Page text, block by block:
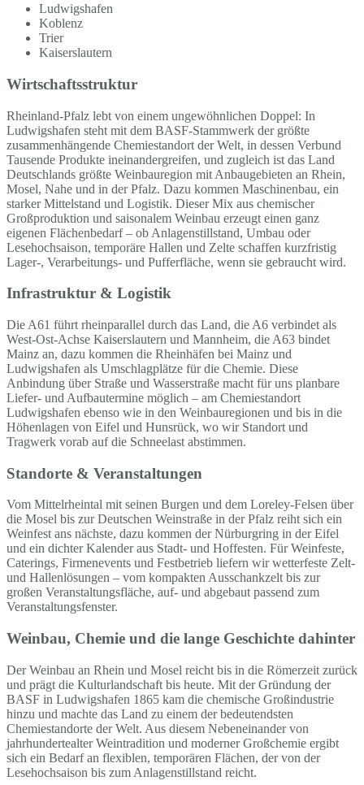
Ludwigshafen
Koblenz
Trier
Kaiserslautern
Wirtschaftsstruktur
Rheinland-Pfalz lebt von einem ungewöhnlichen Doppel: In
Ludwigshafen steht mit dem BASF-Stammwerk der größte
zusammenhängende Chemiestandort der Welt, in dessen Verbund
Tausende Produkte ineinandergreifen, und zugleich ist das Land
Deutschlands größte Weinbauregion mit Anbaugebieten an Rhein,
Mosel, Nahe und in der Pfalz. Dazu kommen Maschinenbau, ein
starker Mittelstand und Logistik. Dieser Mix aus chemischer
Großproduktion und saisonalem Weinbau erzeugt einen ganz
eigenen Flächenbedarf – ob Anlagenstillstand, Umbau oder
Lesehochsaison, temporäre Hallen und Zelte schaffen kurzfristig
Lager-, Verarbeitungs- und Pufferfläche, wenn sie gebraucht wird.
Infrastruktur & Logistik
Die A61 führt rheinparallel durch das Land, die A6 verbindet als
West-Ost-Achse Kaiserslautern und Mannheim, die A63 bindet
Mainz an, dazu kommen die Rheinhäfen bei Mainz und
Ludwigshafen als Umschlagplätze für die Chemie. Diese
Anbindung über Straße und Wasserstraße macht für uns planbare
Liefer- und Aufbautermine möglich – am Chemiestandort
Ludwigshafen ebenso wie in den Weinbauregionen und bis in die
Höhenlagen von Eifel und Hunsrück, wo wir Standort und
Tragwerk vorab auf die Schneelast abstimmen.
Standorte & Veranstaltungen
Vom Mittelrheintal mit seinen Burgen und dem Loreley-Felsen über
die Mosel bis zur Deutschen Weinstraße in der Pfalz reiht sich ein
Weinfest ans nächste, dazu kommen der Nürburgring in der Eifel
und ein dichter Kalender aus Stadt- und Hoffesten. Für Weinfeste,
Caterings, Firmenevents und Festbetrieb liefern wir wetterfeste Zelt-
und Hallenlösungen – vom kompakten Ausschankzelt bis zur
großen Veranstaltungsfläche, auf- und abgebaut passend zum
Veranstaltungsfenster.
Weinbau, Chemie und die lange Geschichte dahinter
Der Weinbau an Rhein und Mosel reicht bis in die Römerzeit zurück
und prägt die Kulturlandschaft bis heute. Mit der Gründung der
BASF in Ludwigshafen 1865 kam die chemische Großindustrie
hinzu und machte das Land zu einem der bedeutendsten
Chemiestandorte der Welt. Aus diesem Nebeneinander von
jahrhundertealter Weintradition und moderner Großchemie ergibt
sich ein Bedarf an flexiblen, temporären Flächen, der von der
Lesehochsaison bis zum Anlagenstillstand reicht.